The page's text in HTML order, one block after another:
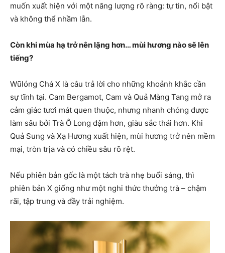
muốn xuất hiện với một năng lượng rõ ràng: tự tin, nổi bật
và không thể nhầm lẫn.
Còn khi mùa hạ trở nên lặng hơn… mùi hương nào sẽ lên
tiếng?
Wūlóng Chá X là câu trả lời cho những khoảnh khắc cần
sự tĩnh tại. Cam Bergamot, Cam và Quả Màng Tang mở ra
cảm giác tươi mát quen thuộc, nhưng nhanh chóng được
làm sâu bởi Trà Ô Long đậm hơn, giàu sắc thái hơn. Khi
Quả Sung và Xạ Hương xuất hiện, mùi hương trở nên mềm
mại, tròn trịa và có chiều sâu rõ rệt.
Nếu phiên bản gốc là một tách trà nhẹ buổi sáng, thì
phiên bản X giống như một nghi thức thưởng trà – chậm
rãi, tập trung và đầy trải nghiệm.